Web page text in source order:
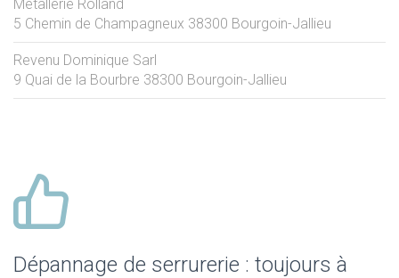
Metallerie Rolland
5 Chemin de Champagneux 38300 Bourgoin-Jallieu
Revenu Dominique Sarl
9 Quai de la Bourbre 38300 Bourgoin-Jallieu
Dépannage de serrurerie : toujours à